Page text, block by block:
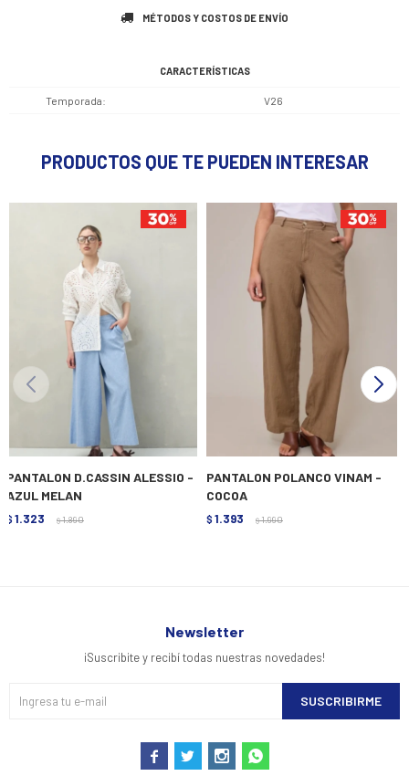
MÉTODOS Y COSTOS DE ENVÍO
CARACTERÍSTICAS
Temporada V26
PRODUCTOS QUE TE PUEDEN INTERESAR
PANTALON D.CASSIN ALESSIO -
AZUL MELAN
$ 1.323 $ 1.890
PANTALON POLANCO VINAM -
COCOA
$ 1.393 $ 1.990
Newsletter
¡Suscribite y recibí todas nuestras novedades!
SUSCRIBIRME
   